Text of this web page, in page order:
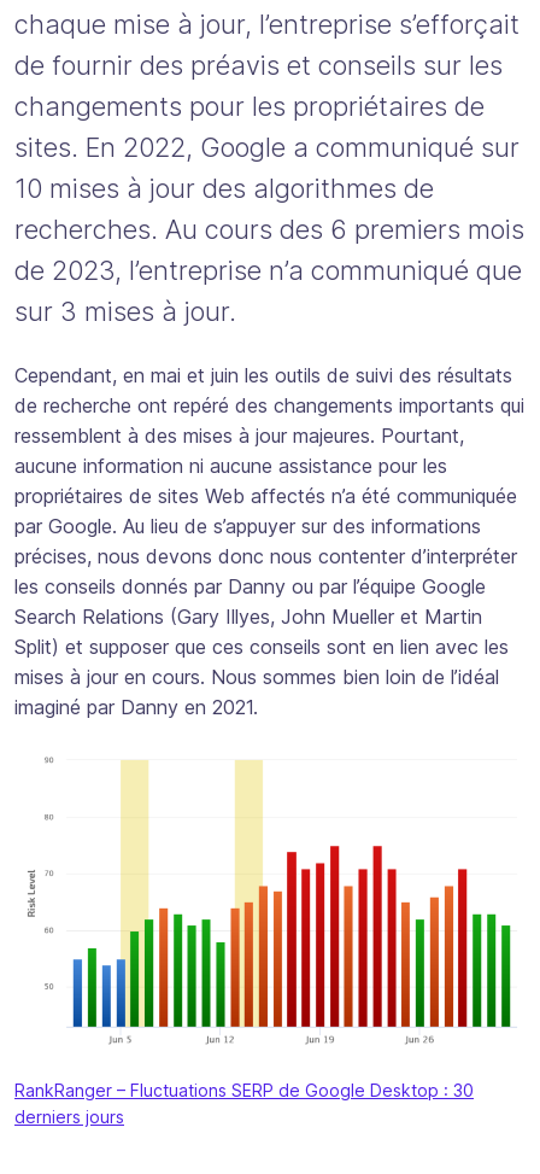
chaque mise à jour, l’entreprise s’efforçait
de fournir des préavis et conseils sur les
changements pour les propriétaires de
sites. En 2022, Google a communiqué sur
10 mises à jour des algorithmes de
recherches. Au cours des 6 premiers mois
de 2023, l’entreprise n’a communiqué que
sur 3 mises à jour.
Cependant, en mai et juin les outils de suivi des résultats
de recherche ont repéré des changements importants qui
ressemblent à des mises à jour majeures. Pourtant,
aucune information ni aucune assistance pour les
propriétaires de sites Web affectés n’a été communiquée
par Google. Au lieu de s’appuyer sur des informations
précises, nous devons donc nous contenter d’interpréter
les conseils donnés par Danny ou par l’équipe Google
Search Relations (Gary Illyes, John Mueller et Martin
Split) et supposer que ces conseils sont en lien avec les
mises à jour en cours. Nous sommes bien loin de l’idéal
imaginé par Danny en 2021.
RankRanger – Fluctuations SERP de Google Desktop : 30
derniers jours